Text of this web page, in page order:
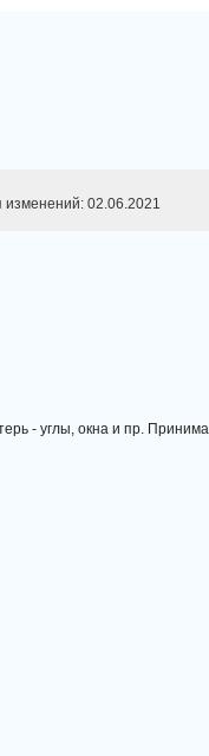
изменений: 02.06.2021
- углы, окна и пр.